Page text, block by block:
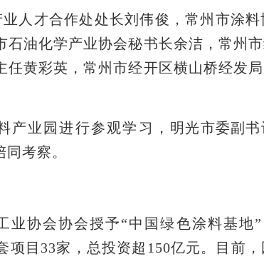
人才合作处处长刘伟俊，常州市涂
油化学产业协会秘书长余洁，常州
黄彩英，常州市经开区横山桥经发
产业园进行参观学习， 明光市委副
考察。
业协会协会授予“中国绿色涂料基地”
项目 33家，总投资超150亿元。目前